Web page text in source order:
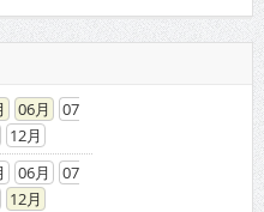
06
07
12
06
07
12